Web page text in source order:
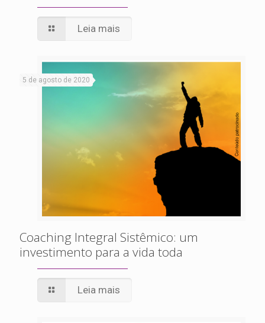
Leia mais
5 de agosto de 2020
Coaching Integral Sistêmico: um
investimento para a vida toda
Leia mais